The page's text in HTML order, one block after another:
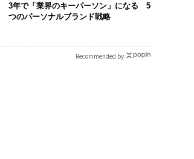
革新は下山で生まれる─
─レクサスが新型TZとE
R」の哲学
「誠実さ」は
学
3年で「業界のキーパーソン」になる 5
つのパーソナルブランド戦略
Recommended by